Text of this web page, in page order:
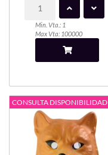
Min. Vta.: 1
Max Vta: 100000
CONSULTA DISPONIBILIDAD